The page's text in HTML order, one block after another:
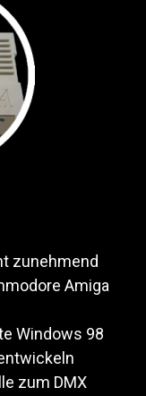
zunehmend
Amiga
Windows 98
zum DMX